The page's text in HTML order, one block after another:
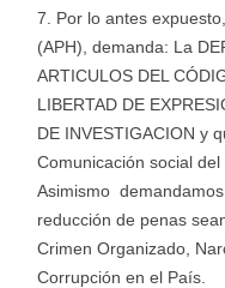
Por lo antes
(APH), demanda: La
ARTICULOS DEL
LIBERTAD DE
DE INVESTIGACION y
Comunicación social
Asimismo
reducción de penas
Crimen Organizado,
Corrupción en el País.